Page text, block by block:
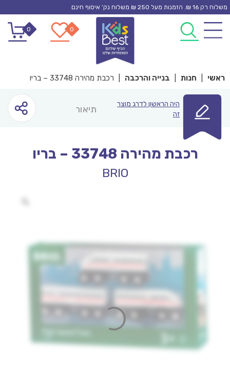
Skip
content
משלוח רק 16 ₪. הזמנות מעל 250 ₪ משלוח נק’ איסוף חינם
0
0
ראשי חנות בנייה והרכבה רכבת מהירה 33748 – בריו
היה הראשון לדרג מוצר
זה
תיאור
רכבת מהירה 33748 – בריו
BRIO